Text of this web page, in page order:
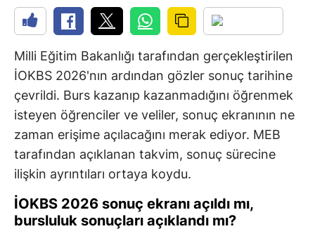
Milli Eğitim Bakanlığı tarafından gerçekleştirilen
İOKBS 2026'nın ardından gözler sonuç tarihine
çevrildi. Burs kazanıp kazanmadığını öğrenmek
isteyen öğrenciler ve veliler, sonuç ekranının ne
zaman erişime açılacağını merak ediyor. MEB
tarafından açıklanan takvim, sonuç sürecine
ilişkin ayrıntıları ortaya koydu.
İOKBS 2026 sonuç ekranı açıldı mı,
bursluluk sonuçları açıklandı mı?